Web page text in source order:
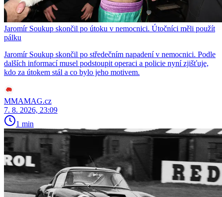
Jaromír Soukup skončil po útoku v nemocnici. Útočníci měli použít
pálku
Jaromír Soukup skončil po středečním napadení v nemocnici. Podle
dalších informací musel podstoupit operaci a policie nyní zjišťuje,
kdo za útokem stál a co bylo jeho motivem.
MMAMAG.cz
7. 8. 2026, 23:09
1 min